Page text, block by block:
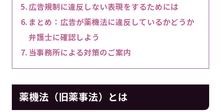
広告規制に違反しない表現をするためには
まとめ：広告が薬機法に違反しているかどうか
弁護士に確認しよう
当事務所による対策のご案内
薬機法（旧薬事法）とは